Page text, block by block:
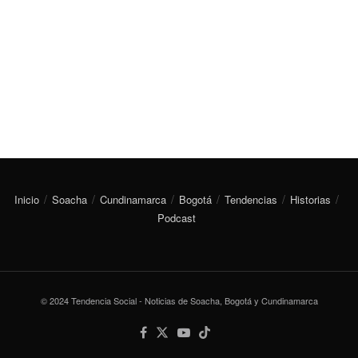
Inicio Soacha Cundinamarca Bogotá Tendencias
Historias
Podcast
© 2024 Tendencia Social - Noticias de Soacha, Bogotá y Cundinamarca